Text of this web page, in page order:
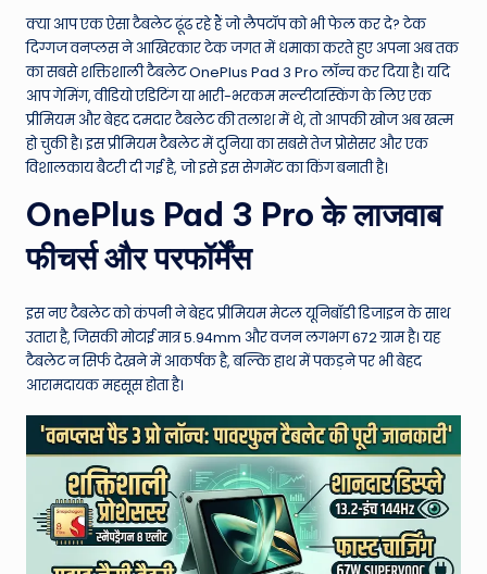
A
ro
u
n
d
T
h
e
W
o
rl
d
क्या आप एक ऐसा टैबलेट ढूंढ रहे हैं जो लैपटॉप को भी फेल कर दे? टेक
दिग्गज वनप्लस ने आखिरकार टेक जगत में धमाका करते हुए अपना अब तक
का सबसे शक्तिशाली टैबलेट OnePlus Pad 3 Pro लॉन्च कर दिया है। यदि
आप गेमिंग, वीडियो एडिटिंग या भारी-भरकम मल्टीटास्किंग के लिए एक
प्रीमियम और बेहद दमदार टैबलेट की तलाश में थे, तो आपकी खोज अब खत्म
हो चुकी है। इस प्रीमियम टैबलेट में दुनिया का सबसे तेज प्रोसेसर और एक
विशालकाय बैटरी दी गई है, जो इसे इस सेगमेंट का किंग बनाती है।
OnePlus Pad 3 Pro के लाजवाब
फीचर्स और परफॉर्मेंस
इस नए टैबलेट को कंपनी ने बेहद प्रीमियम मेटल यूनिबॉडी डिजाइन के साथ
उतारा है, जिसकी मोटाई मात्र 5.94mm और वजन लगभग 672 ग्राम है। यह
टैबलेट न सिर्फ देखने में आकर्षक है, बल्कि हाथ में पकड़ने पर भी बेहद
आरामदायक महसूस होता है।